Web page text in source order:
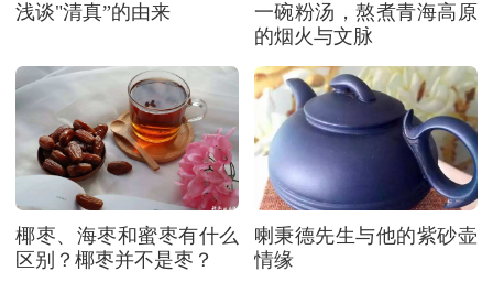
浅谈"清真”的由来
一碗粉汤，熬煮青海高原
的烟火与文脉
椰枣、海枣和蜜枣有什么
区别？椰枣并不是枣？
喇秉德先生与他的紫砂壶
情缘